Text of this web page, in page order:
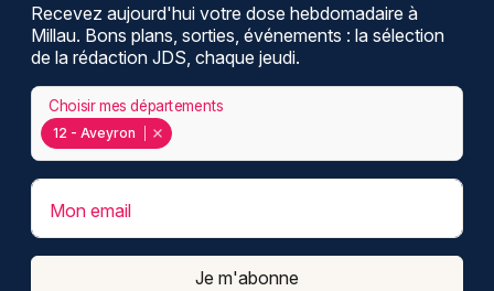
Recevez aujourd'hui votre dose hebdomadaire à
Millau. Bons plans, sorties, événements : la sélection
de la rédaction JDS, chaque jeudi.
12 - Aveyron
Choisir mes départements
Mon email
Je m'abonne